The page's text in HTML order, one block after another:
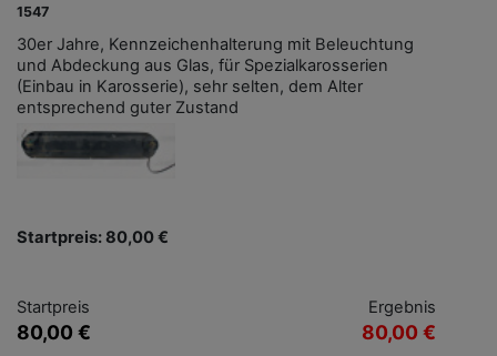
1547
30er Jahre, Kennzeichenhalterung mit Beleuchtung
und Abdeckung aus Glas, für Spezialkarosserien
(Einbau in Karosserie), sehr selten, dem Alter
entsprechend guter Zustand
Startpreis: 80,00 €
Startpreis
80,00 €
Ergebnis
80,00 €